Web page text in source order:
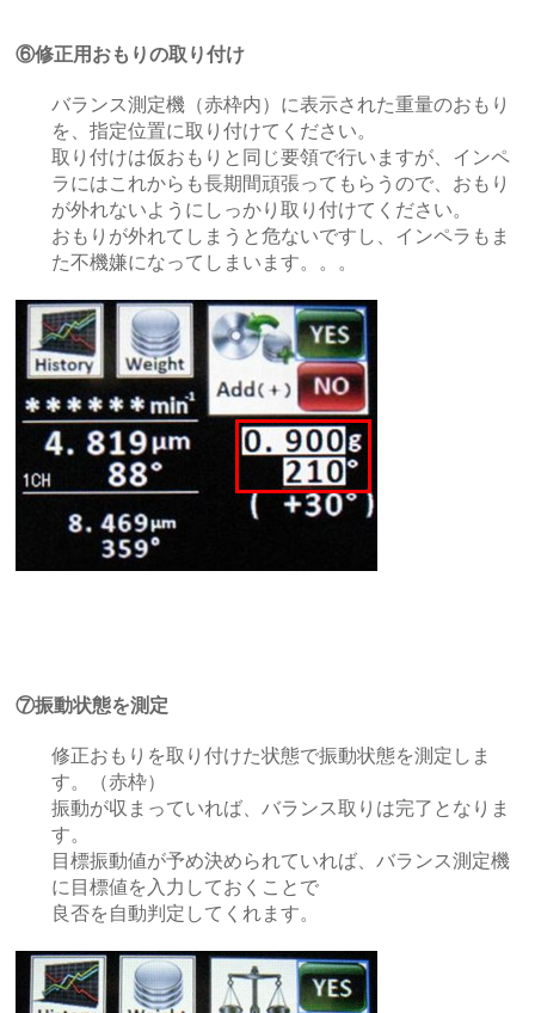
⑥修正用おもりの取り付け
バランス測定機（赤枠内）に表示された重量のおもり
を、指定位置に取り付けてください。
取り付けは仮おもりと同じ要領で行いますが、インペ
ラにはこれからも長期間頑張ってもらうので、 おもり
が外れないようにしっかり取り付けてください。
おもりが外れてしまうと危ないですし、インペラもま
た不機嫌になってしまいます。。。
⑦振動状態を測定
修正おもりを取り付けた状態で振動状態を測定しま
す。（赤枠）
振動が収まっていれば、バランス取りは完了となりま
す。
目標振動値が予め決められていれば、バランス測定機
に目標値を入力しておくことで
良否を自動判定してくれます。